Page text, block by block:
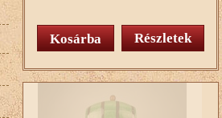
Részletek